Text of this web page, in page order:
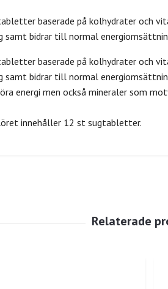
baserade på kolhydrater och
bidrar till normal
baserade på kolhydrater och
bidrar till normal
energi men också mineraler som
innehåller 12 st sugtabletter.